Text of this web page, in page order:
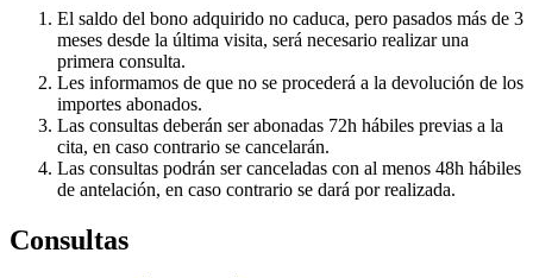
El saldo del bono adquirido no caduca, pero pasados más de 3
meses desde la última visita, será necesario realizar una
primera consulta.
Les informamos de que no se procederá a la devolución de los
importes abonados.
Las consultas deberán ser abonadas 72h hábiles previas a la
cita, en caso contrario se cancelarán.
Las consultas podrán ser canceladas con al menos 48h hábiles
de antelación, en caso contrario se dará por realizada.
Consultas